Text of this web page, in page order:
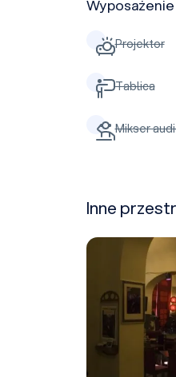
Projektor
Tablica
Mikser
Inne
Caffe Modjeska